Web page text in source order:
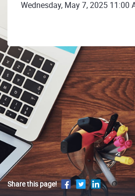
Wednesday, May 7, 2025 11:00
Share this page!